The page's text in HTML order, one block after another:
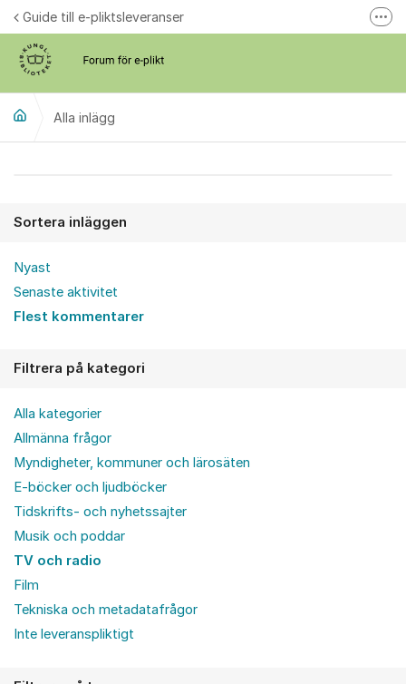
Hoppa till innehåll
Guide till e-pliktsleveranser
Alla inlägg
Sortera inläggen
Nyast
Senaste aktivitet
Flest kommentarer
Filtrera på kategori
Alla kategorier
Allmänna frågor
Myndigheter, kommuner och lärosäten
E-böcker och ljudböcker
Tidskrifts- och nyhetssajter
Musik och poddar
TV och radio
Film
Tekniska och metadatafrågor
Inte leveranspliktigt